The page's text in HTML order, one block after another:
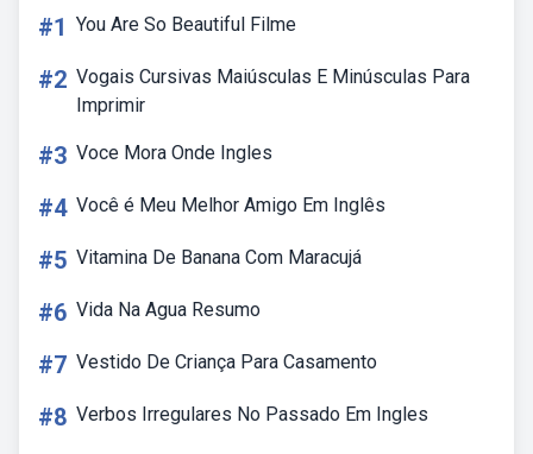
#1 You Are So Beautiful Filme
#2 Vogais Cursivas Maiúsculas E Minúsculas Para
Imprimir
#3 Voce Mora Onde Ingles
#4 Você é Meu Melhor Amigo Em Inglês
#5 Vitamina De Banana Com Maracujá
#6 Vida Na Agua Resumo
#7 Vestido De Criança Para Casamento
#8 Verbos Irregulares No Passado Em Ingles